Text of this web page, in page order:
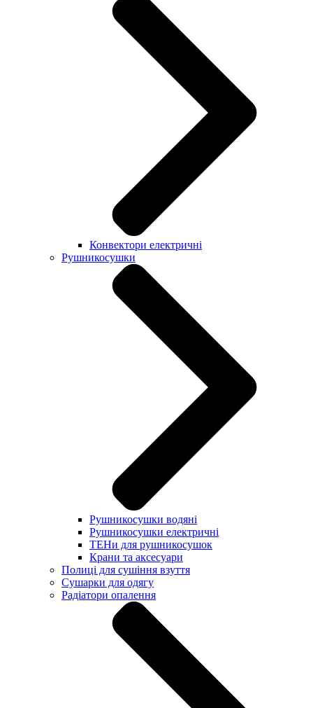
Конвектори електричні
Рушникосушки
Рушникосушки водяні
Рушникосушки електричні
ТЕНи для рушникосушок
Крани та аксесуари
Полиці для сушіння взуття
Сушарки для одягу
Радіатори опалення